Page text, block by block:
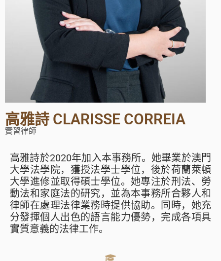
高雅詩 CLARISSE CORREIA
實習律師
高雅詩於2020年加入本事務所。她畢業於澳門
大學法學 院， 獲授法學士學位，後於荷蘭萊頓
大學進修並取得碩士學位。她專注於刑 法、 勞
動法和家庭法的研究， 並為本事務所合夥人和
律師在處理法律業務時提供協助。同時，她充
分發揮個人出色的語言能力優勢，完成各項具
實質意義的法律工作。